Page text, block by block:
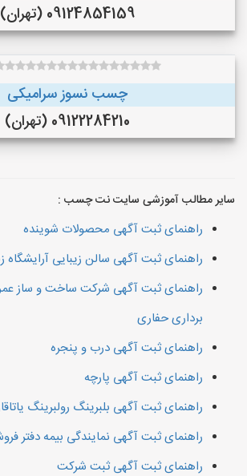
09124854159 (تهران)
چسب نسوز سرامیکی
09122284210 (تهران)
سایر مطالب آموزشی سایت نت چسب :
راهنمای ثبت آگهی محصولات شوینده
راهنمای ثبت آگهی سالن زیبایی آرایشگاه
راهنمای ثبت آگهی شرکت ساخت و ساز
برداری حفاری
راهنمای ثبت آگهی درب و پنجره
راهنمای ثبت آگهی پارچه
راهنمای ثبت آگهی بلبرینگ رولبرینگ
راهنمای ثبت آگهی نمایندگی بیمه دفتر
راهنمای ثبت آگهی ثبت شرکت